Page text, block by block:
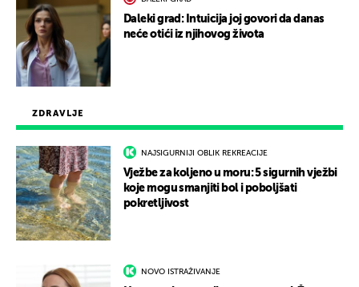
ZDRAVLJE
NAJSIGURNIJI OBLIK REKREACIJE
Vježbe za koljeno u moru: 5 sigurnih vježbi
koje mogu smanjiti bol i poboljšati
pokretljivost
NOVO ISTRAŽIVANJE
Daleki grad: Intuicija joj govori da danas
neće otići iz njihovog života